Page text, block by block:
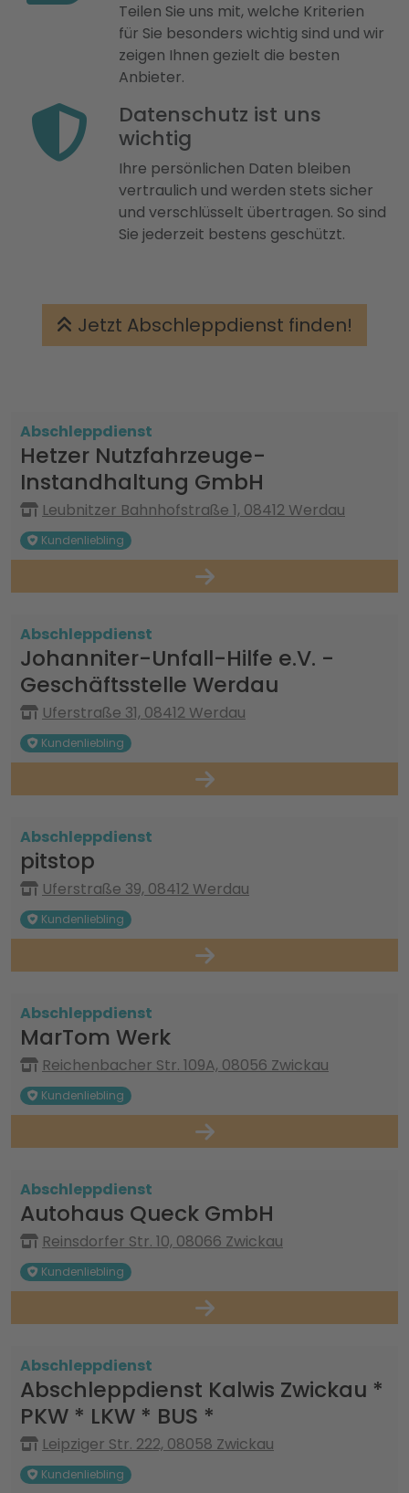
Teilen Sie uns mit, welche Kriterien
für Sie besonders wichtig sind und wir
zeigen Ihnen gezielt die besten
Anbieter.
Datenschutz ist uns
wichtig
Ihre persönlichen Daten bleiben
vertraulich und werden stets sicher
und verschlüsselt übertragen. So sind
Sie jederzeit bestens geschützt.
Jetzt Abschleppdienst finden!
Abschleppdienst
Hetzer Nutzfahrzeuge-
Instandhaltung GmbH
Leubnitzer Bahnhofstraße 1, 08412 Werdau
Kundenliebling
Abschleppdienst
Johanniter-Unfall-Hilfe e.V. -
Geschäftsstelle Werdau
Uferstraße 31, 08412 Werdau
Kundenliebling
Abschleppdienst
pitstop
Uferstraße 39, 08412 Werdau
Kundenliebling
Abschleppdienst
MarTom Werk
Reichenbacher Str. 109A, 08056 Zwickau
Kundenliebling
Abschleppdienst
Autohaus Queck GmbH
Reinsdorfer Str. 10, 08066 Zwickau
Kundenliebling
Abschleppdienst
Abschleppdienst Kalwis Zwickau *
PKW * LKW * BUS *
Leipziger Str. 222, 08058 Zwickau
Kundenliebling